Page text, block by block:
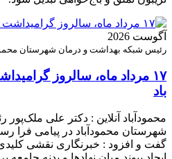
آگوست 2026
رئیس شبکه بهداشت و درمان شهرستان
۱۷ مرداد ماه، سالروز
باد
محمودآباد آنلاین : دکتر علی
شهرستان محمودآباد در پیامی فرا
گفت و افزود : خبرنگاری نقشی